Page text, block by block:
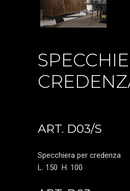
ART. D03/S
Specchiera per credenza
L. 150 H. 100